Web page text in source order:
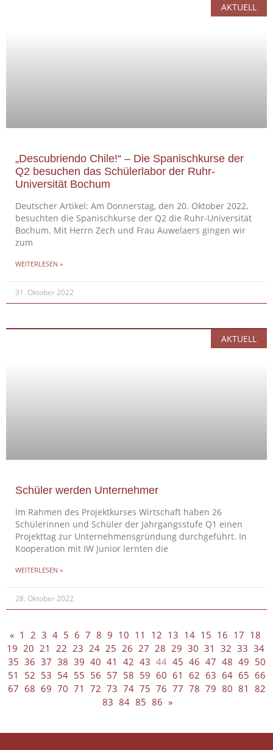
AKTUELL
„Descubriendo Chile!“ – Die Spanischkurse der
Q2 besuchen das Schülerlabor der Ruhr-
Universität Bochum
Deutscher Artikel: Am Donnerstag, den 20. Oktober 2022,
besuchten die Spanischkurse der Q2 die Ruhr-Universität
Bochum. Mit Herrn Zech und Frau Auwelaers gingen wir
zum
WEITERLESEN »
31. Oktober 2022
AKTUELL
Schüler werden Unternehmer
Im Rahmen des Projektkurses Wirtschaft haben 26
Schülerinnen und Schüler der Jahrgangsstufe Q1 einen
Projekttag zur Unternehmensgründung durchgeführt. In
Kooperation mit IW Junior lernten die
WEITERLESEN »
28. Oktober 2022
« 1 2 3 4 5 6 7 8 9 10 11 12 13 14 15 16 17 18
19 20 21 22 23 24 25 26 27 28 29 30 31 32 33 34
35 36 37 38 39 40 41 42 43 44 45 46 47 48 49 50
51
52 53 54 55 56 57 58 59 60 61 62 63 64 65 66
67 68 69 70 71 72 73 74 75 76 77 78 79 80 81 82
83 84 85 86 »